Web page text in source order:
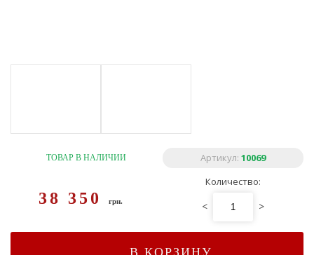
ТОВАР В НАЛИЧИИ Артикул: 10069
38 350грн.
Количество:
< >
В КОРЗИНУ